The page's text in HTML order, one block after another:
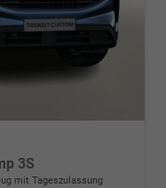
3S
mit Tageszulassung